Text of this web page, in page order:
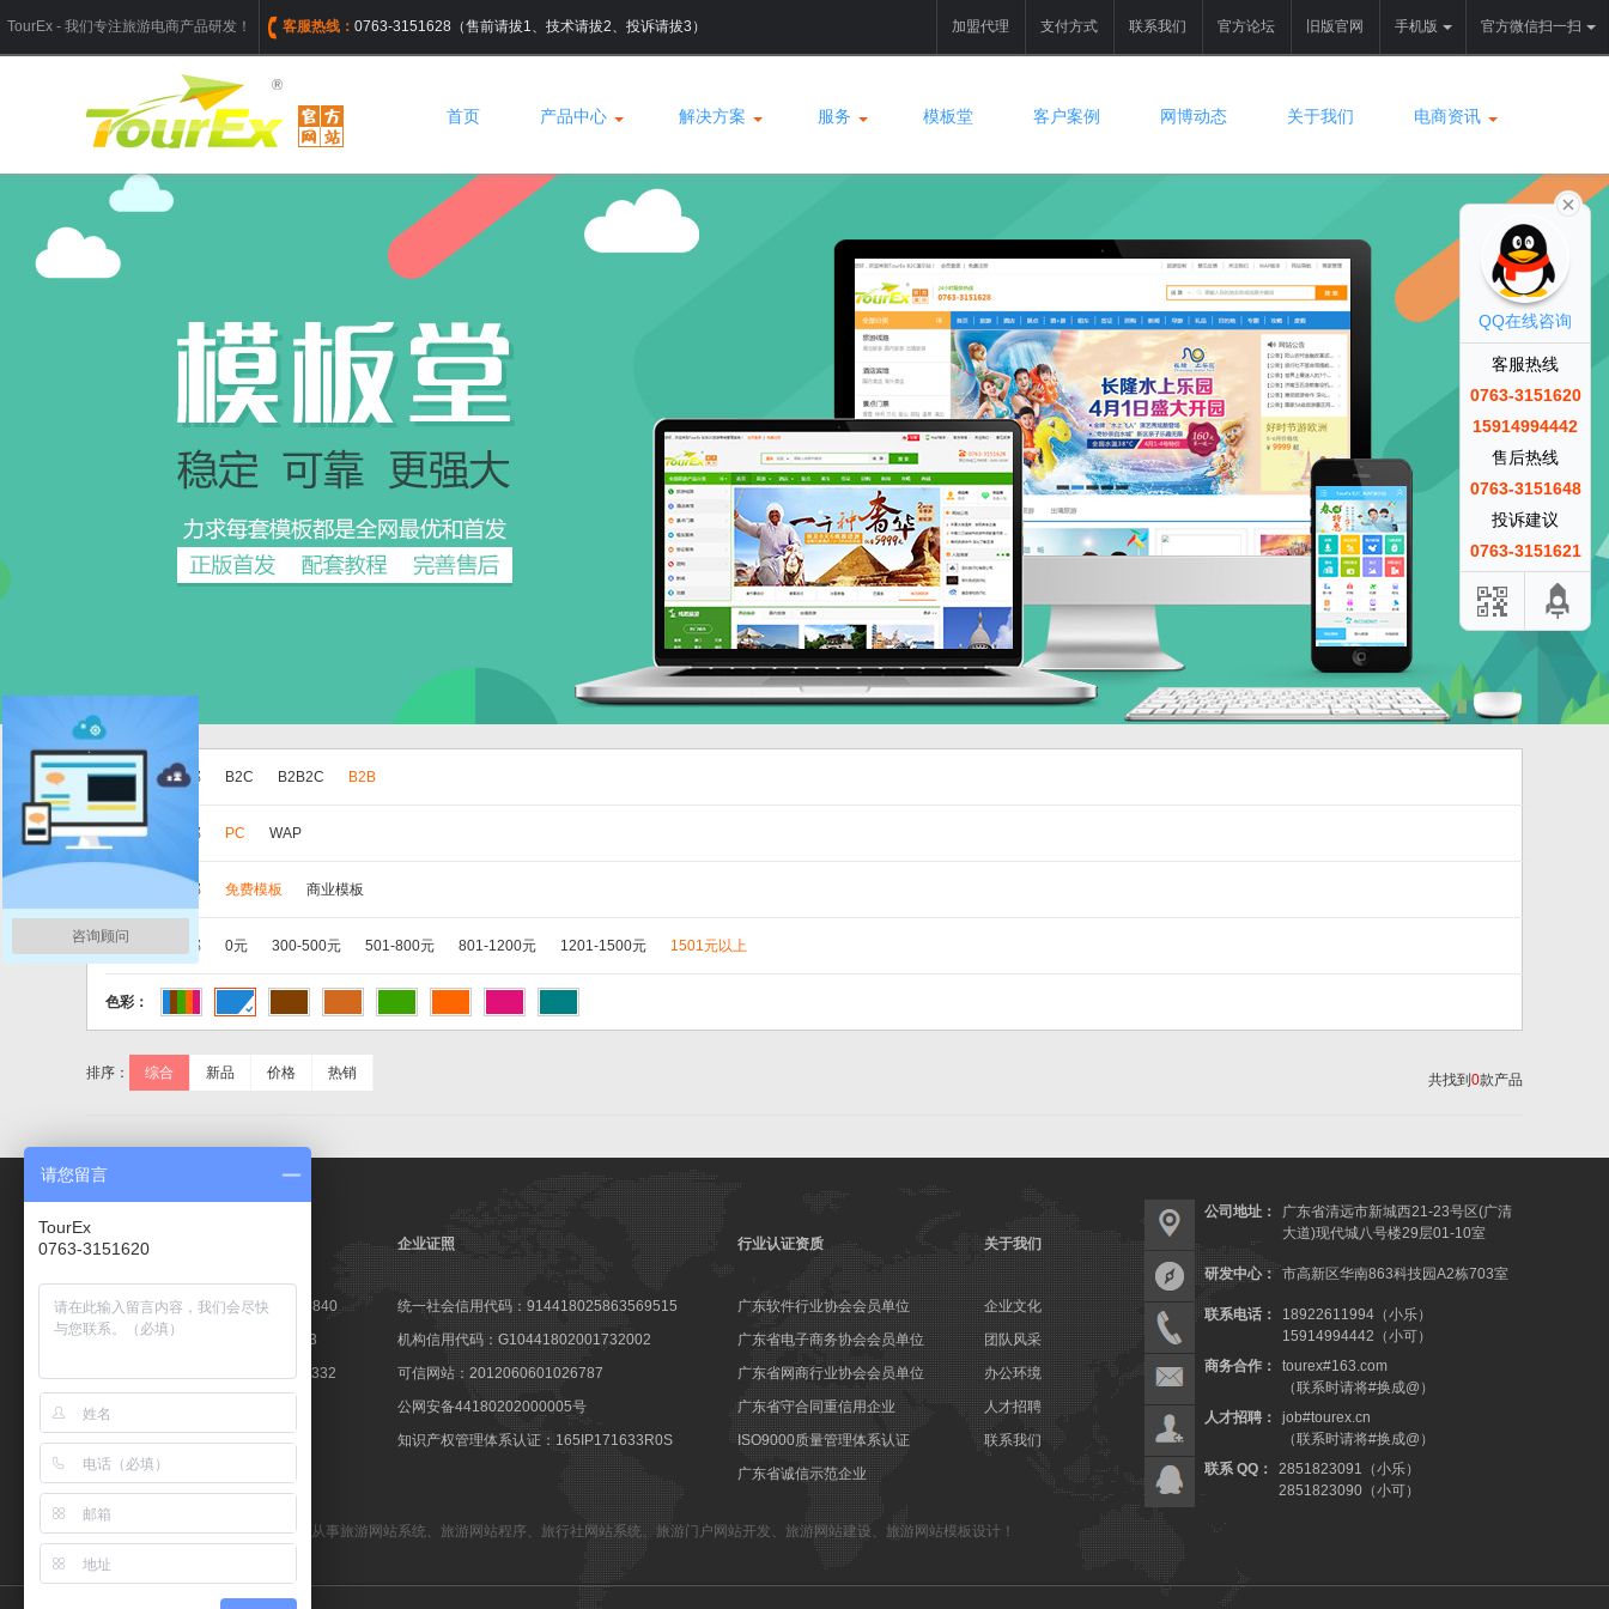
TourEx - 我们专注旅游电商产品研发！ 客服热线： 0763-3151628（售前请拔1、技术请拔2、投诉请拔3） 加盟代理 支付方式 联系我们 官方论坛 旧版官网 手机版 官方微信扫一扫
首页 产品中心 解决方案 服务 模板堂 客户案例 网博动态 关于我们 电商资讯
版本： 全部 B2C B2B2C B2B
分类： 全部 PC WAP
全部 免费模板 商业模板
价格： 全部 0元 300-500元 501-800元 801-1200元 1201-1500元 1501元以上
色彩：
排序： 综合 新品 价格 热销 共找到 0款产品
高新技术企业证书：GR201644003840
软件企业认定证书：粤R-2014-0163
软件产品登记证书：粤DGY-2014-0332
著登字：第0425251号
商标注册证：第10596237号
备案号：粤ICP备09057647号
企业证照
统一社会信用代码：914418025863569515
机构信用代码：G10441802001732002
可信网站：2012060601026787
公网安备44180202000005号
知识产权管理体系认证：165IP171633R0S
行业认证资质
广东软件行业协会会员单位
广东省电子商务协会会员单位
广东省网商行业协会会员单位
广东省守合同重信用企业
ISO9000质量管理体系认证
广东省诚信示范企业
关于我们
企业文化
团队风采
办公环境
人才招聘
联系我们
TourEx旅游网站管理系统—— 专业从事旅游网站系统 旅游网站程序 旅行社网站系统、 旅游门户网站开发 旅游网站建设 旅游网站模板设计 ！
公司地址：
广东省清远市新城西21-23号区(广清
大道)现代城八号楼29层01-10室
研发中心： 市高新区华南863科技园A2栋703室
联系电话：
18922611994（小乐）
15914994442（小可）
商务合作：
tourex#163.com
（联系时请将#换成@）
人才招聘：
job#tourex.cn
（联系时请将#换成@）
联系 QQ：
2851823091（小乐）
2851823090（小可）
QQ在线咨询
客服热线
0763-3151620
15914994442
售后热线
0763-3151648
投诉建议
0763-3151621
咨询顾问
请您留言
TourEx
0763-3151620